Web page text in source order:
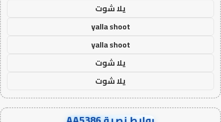
يلا شوت
yalla shoot
yalla shoot
يلا شوت
يلا شوت